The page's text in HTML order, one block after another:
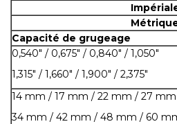
Capacité de grugeage
0,540" / 0,675" / 0,840" / 1,050"
1,315" / 1,660" / 1,900" / 2,375"
14 mm / 17 mm / 22 mm / 27 mm
34 mm / 42 mm / 48 mm / 60